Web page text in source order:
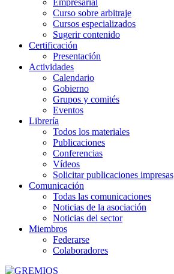
Empresarial
Curso sobre arbitraje
Cursos especializados
Sugerir contenido
Certificación
Presentación
Actividades
Calendario
Gobierno
Grupos y comités
Eventos
Librería
Todos los materiales
Publicaciones
Conferencias
Vídeos
Solicitar publicaciones impresas
Comunicación
Todas las comunicaciones
Noticias de la asociación
Noticias del sector
Miembros
Federarse
Colaboradores